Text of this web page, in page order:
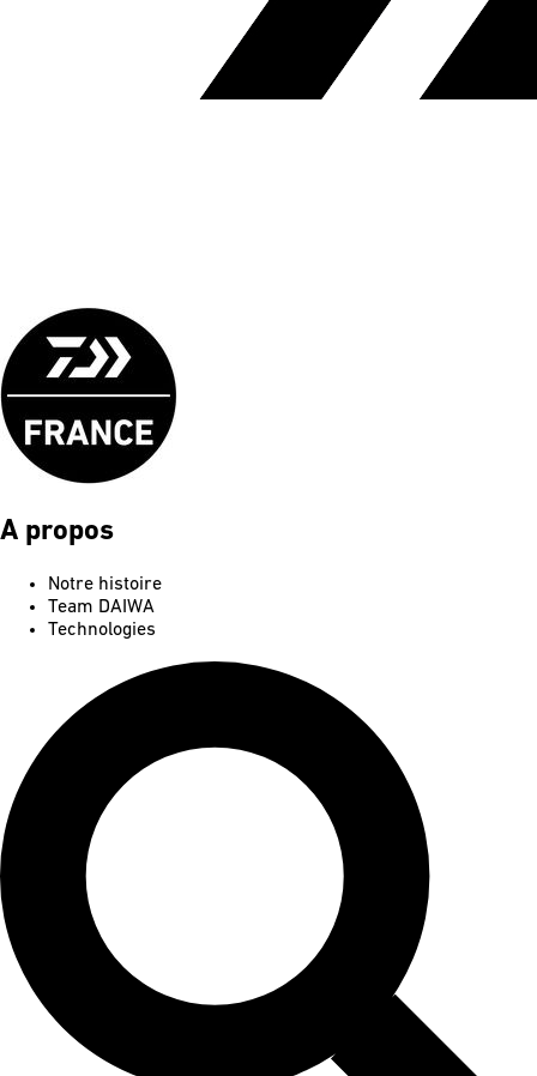
A propos
Notre histoire
Team DAIWA
Technologies